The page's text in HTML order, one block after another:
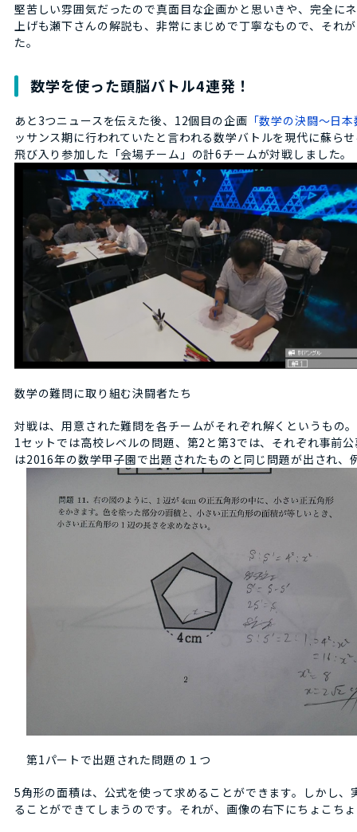
堅苦しい雰囲気だったので真面目な企画かと思いきや、完全に
上げも瀬下さんの解説も、非常にまじめで丁寧なもので、それ
た。
数学を使った頭脳バトル4連発！
あと3つニュースを伝えた後、12個目の企画 「数学の決闘～日
ッサンス期に行われていたと言われる数学バトルを現代に蘇ら
飛び入り参加した「会場チーム」の計6チームが対戦しました。
数学の難問に取り組む決闘者たち
対戦は、用意された難問を各チームがそれぞれ解くというもの
1セットでは高校レベルの問題、第2と第3では、それぞれ事前
は2016年の数学甲子園で出題されたものと同じ問題が出され、
第1パートで出題された問題の１つ
5角形の面積は、公式を使って求めることができます。しかし
ることができてしまうのです。それが、画像の右下にちょこち